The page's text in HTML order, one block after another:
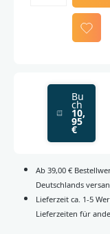
Bu
ch
10,
95
€
Ab 39,00 €
Deutschlands
Lieferzeit ca. 1-5
Lieferzeiten für